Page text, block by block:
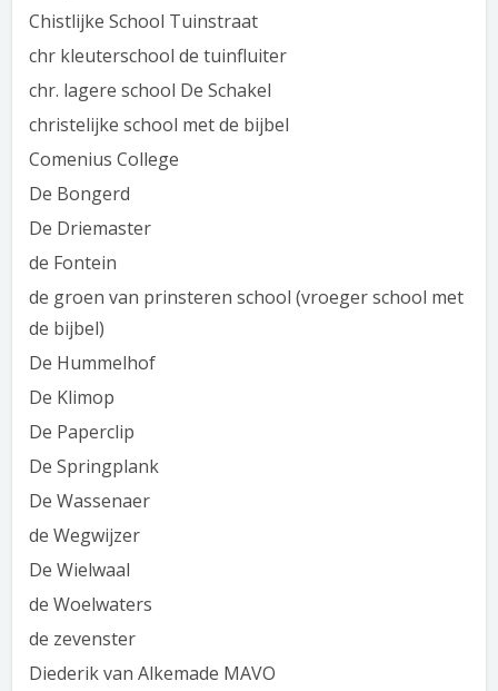
Chistlijke School Tuinstraat
chr kleuterschool de tuinfluiter
chr. lagere school De Schakel
christelijke school met de bijbel
Comenius College
De Bongerd
De Driemaster
de Fontein
de groen van prinsteren school (vroeger school met
de bijbel)
De Hummelhof
De Klimop
De Paperclip
De Springplank
De Wassenaer
de Wegwijzer
De Wielwaal
de Woelwaters
de zevenster
Diederik van Alkemade MAVO